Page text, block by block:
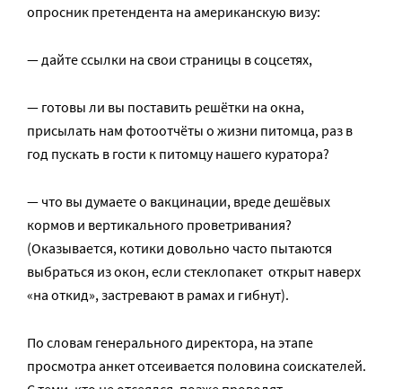
опросник претендента на американскую визу:
— дайте ссылки на свои страницы в соцсетях,
— готовы ли вы поставить решётки на окна,
присылать нам фотоотчёты о жизни питомца, раз в
год пускать в гости к питомцу нашего куратора?
— что вы думаете о вакцинации, вреде дешёвых
кормов и вертикального проветривания?
(Оказывается, котики довольно часто пытаются
выбраться из окон, если стеклопакет открыт наверх
«на откид», застревают в рамах и гибнут).
По словам генерального директора, на этапе
просмотра анкет отсеивается половина соискателей.